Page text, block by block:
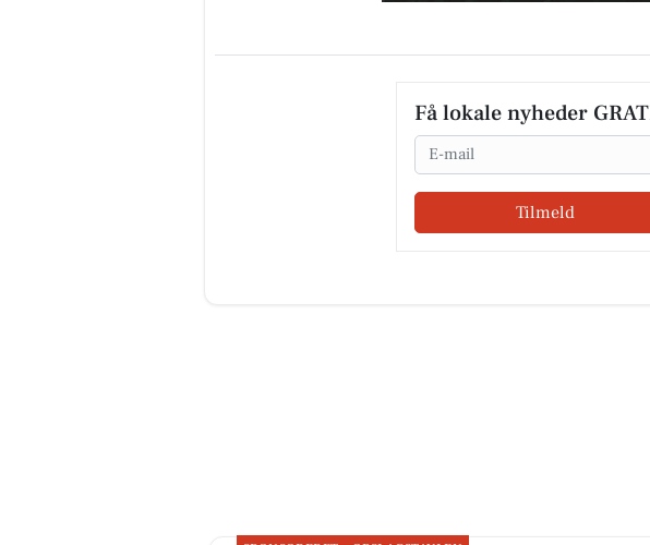
Få lokale nyheder
Email
Tilmeld